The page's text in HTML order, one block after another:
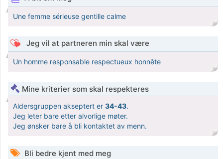
Une femme sérieuse gentille calme
Jeg vil at partneren min skal være
Un homme responsable respectueux honnête
Mine kriterier som skal respekteres
Aldersgruppen akseptert er 34-43.
Jeg leter bare etter alvorlige møter.
Jeg ønsker bare å bli kontaktet av menn.
Bli bedre kjent med meg